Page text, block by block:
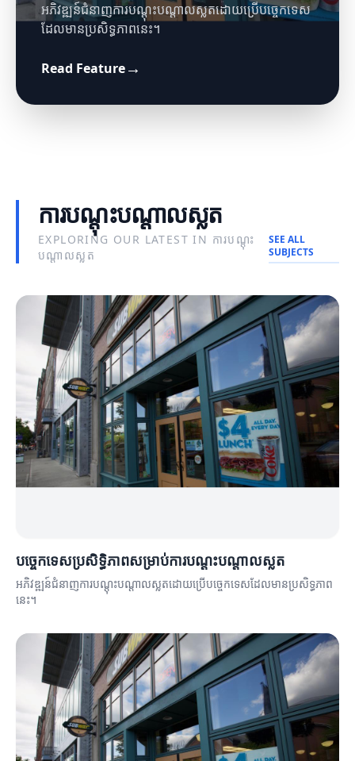
អភិវឌ្ឍន៍ជំនាញការបណ្តុះបណ្តាលស្លតដោយប្រើបច្ចេកទេស
ដែលមានប្រសិទ្ធភាពនេះ។
Read Feature→
យុទ្ធសាស្ត្រស្លតដ៏មានប្រសិទ្ធភាពសម្រាប់ការ
ព័ត៌មានស្លតថ្មីៗ
ការបណ្តុះបណ្តាលស្លត
EXPLORING OUR LATEST IN ការបណ្តុះ
បណ្តាលស្លត
SEE ALL
SUBJECTS
បច្ចេកទេសប្រសិទ្ធិភាពសម្រាប់ការបណ្តុះបណ្តាលស្លត
អភិវឌ្ឍន៍ជំនាញការបណ្តុះបណ្តាលស្លតដោយប្រើបច្ចេកទេសដែលមានប្រសិទ្ធភាព
នេះ។